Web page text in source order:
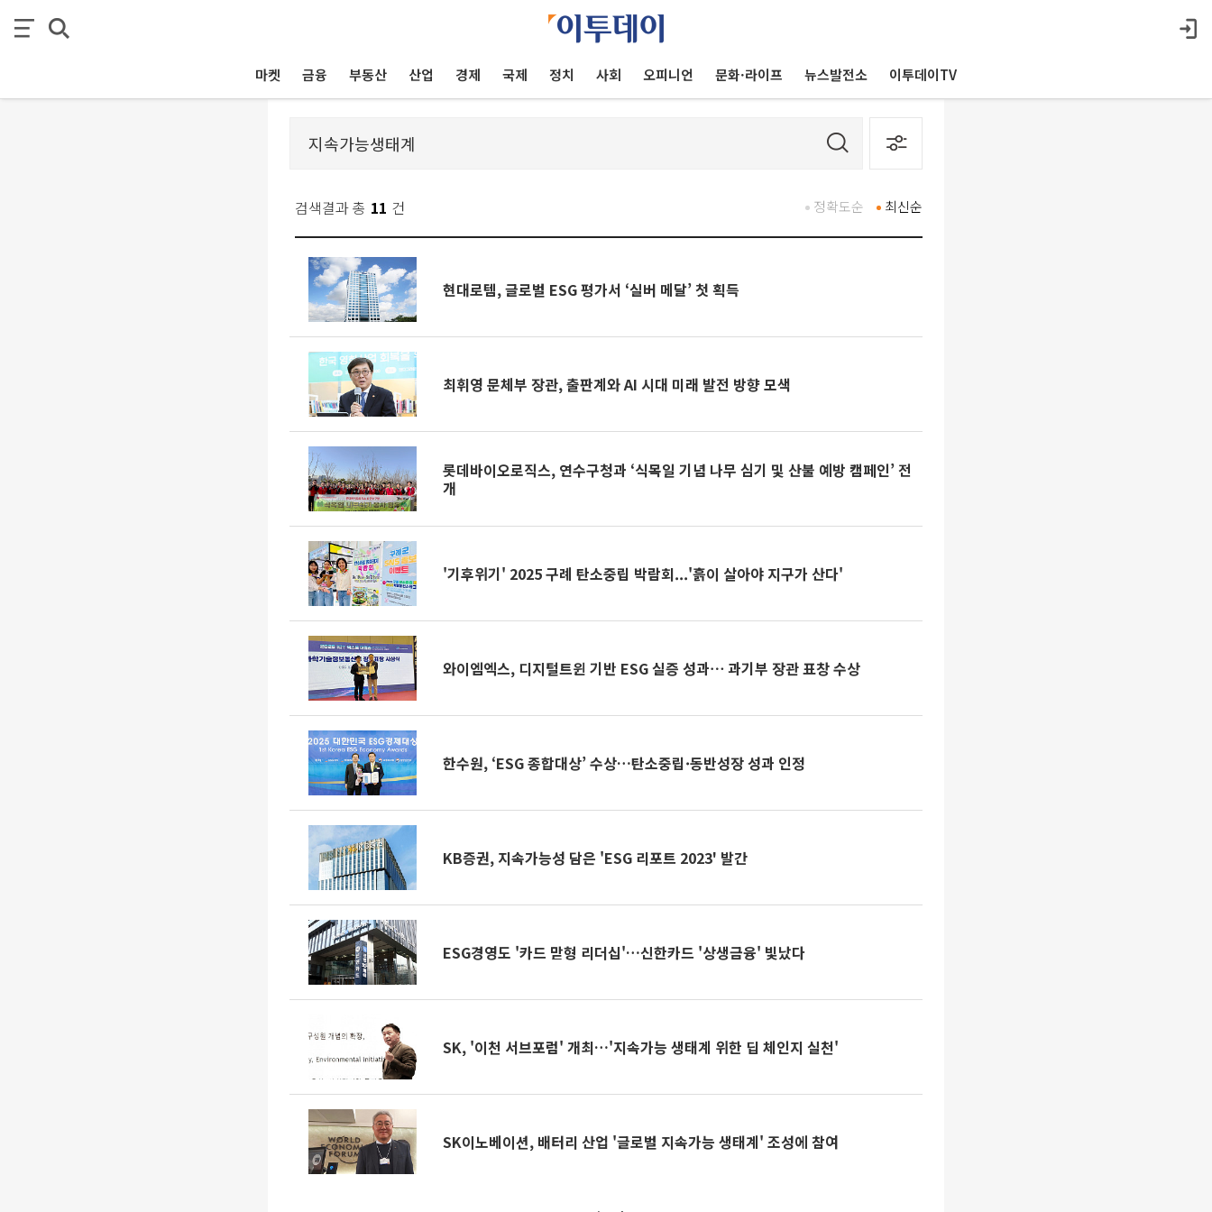
마켓 금융 부동산 산업 경제 국제 정치 사회 오피니언 문화·라이프 뉴스발전소 이투데이TV
검색결과 총 11 건 최신순
정확도순
현대로템, 글로벌 ESG 평가서 ‘실버 메달’ 첫 획득
최휘영 문체부 장관, 출판계와 AI 시대 미래 발전 방향 모색
롯데바이오로직스, 연수구청과 ‘식목일 기념 나무 심기 및 산불 예방 캠페인’ 전
개
'기후위기' 2025 구례 탄소중립 박람회...'흙이 살아야 지구가 산다'
와이엠엑스, 디지털트윈 기반 ESG 실증 성과⋯ 과기부 장관 표창 수상
한수원, ‘ESG 종합대상’ 수상…탄소중립·동반성장 성과 인정
KB증권, 지속가능성 담은 'ESG 리포트 2023' 발간
ESG경영도 '카드 맏형 리더십'…신한카드 '상생금융' 빛났다
SK, '이천 서브포럼' 개최…'지속가능 생태계 위한 딥 체인지 실천'
SK이노베이션, 배터리 산업 '글로벌 지속가능 생태계' 조성에 참여